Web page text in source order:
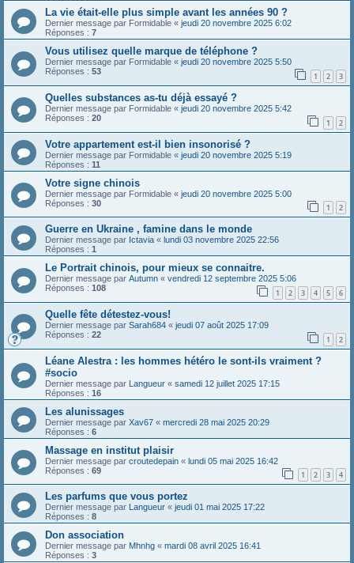
La vie était-elle plus simple avant les années 90 ?
Dernier message par Formidable « jeudi 20 novembre 2025 6:02
Réponses : 7
Vous utilisez quelle marque de téléphone ?
Dernier message par Formidable « jeudi 20 novembre 2025 5:50
Réponses : 53 1 2 3
Quelles substances as-tu déjà essayé ?
Dernier message par Formidable « jeudi 20 novembre 2025 5:42
Réponses : 20 1 2
Votre appartement est-il bien insonorisé ?
Dernier message par Formidable « jeudi 20 novembre 2025 5:19
Réponses : 11
Votre signe chinois
Dernier message par Formidable « jeudi 20 novembre 2025 5:00
Réponses : 30 1 2
Guerre en Ukraine , famine dans le monde
Dernier message par Ictavia « lundi 03 novembre 2025 22:56
Réponses : 1
Le Portrait chinois, pour mieux se connaitre.
Dernier message par Autumn « vendredi 12 septembre 2025 5:06
Réponses : 108 1 2 3 4 5 6
Quelle fête détestez-vous!
Dernier message par Sarah684 « jeudi 07 août 2025 17:09
Réponses : 22 1 2
Léane Alestra : les hommes hétéro le sont-ils vraiment ?
#socio
Dernier message par Langueur « samedi 12 juillet 2025 17:15
Réponses : 16
Les alunissages
Dernier message par Xav67 « mercredi 28 mai 2025 20:29
Réponses : 6
Massage en institut plaisir
Dernier message par croutedepain « lundi 05 mai 2025 16:42
Réponses : 69 1 2 3 4
Les parfums que vous portez
Dernier message par Langueur « jeudi 01 mai 2025 17:22
Réponses : 8
Don association
Dernier message par Mhnhg « mardi 08 avril 2025 16:41
Réponses : 3